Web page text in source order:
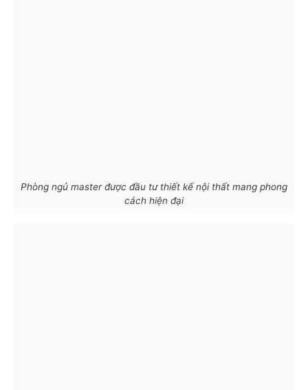
Phòng ngủ master được đầu tư thiết kế nội thất mang phong
cách hiện đại